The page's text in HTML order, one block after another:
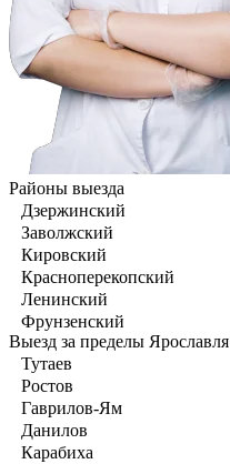
Районы выезда
Дзержинский
Заволжский
Кировский
Красноперекопский
Ленинский
Фрунзенский
Выезд за пределы Ярославля
Тутаев
Ростов
Гаврилов-Ям
Данилов
Карабиха